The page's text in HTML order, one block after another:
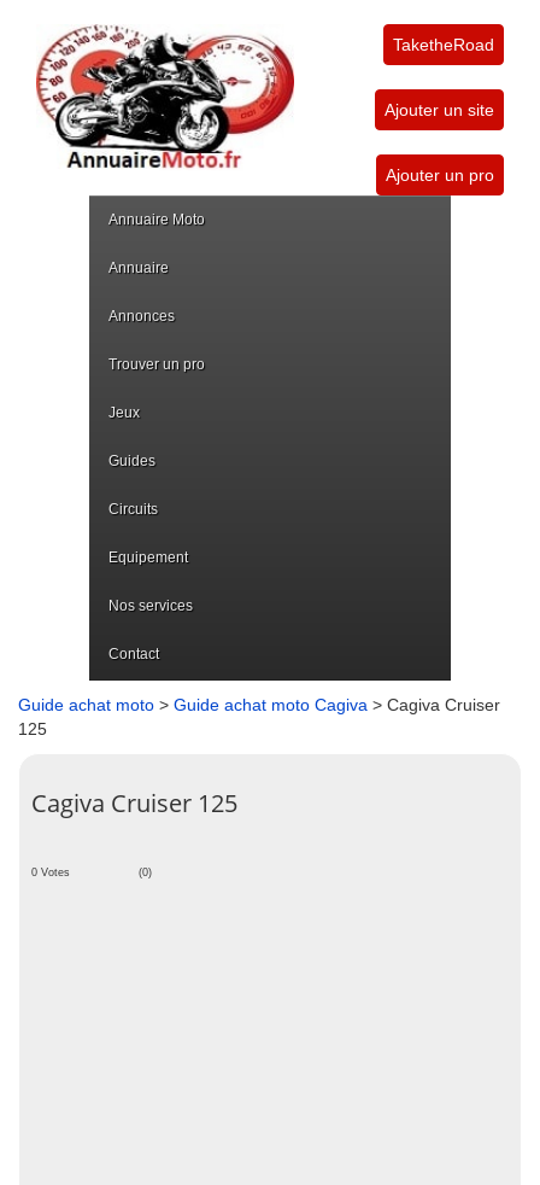
TaketheRoad
Ajouter un site
Ajouter un pro
Annuaire Moto
Annuaire
Annonces
Trouver un pro
Jeux
Guides
Circuits
Equipement
Nos services
Contact
Guide achat moto > Guide achat moto Cagiva > Cagiva Cruiser
125
Cagiva Cruiser 125
0 Votes (0)